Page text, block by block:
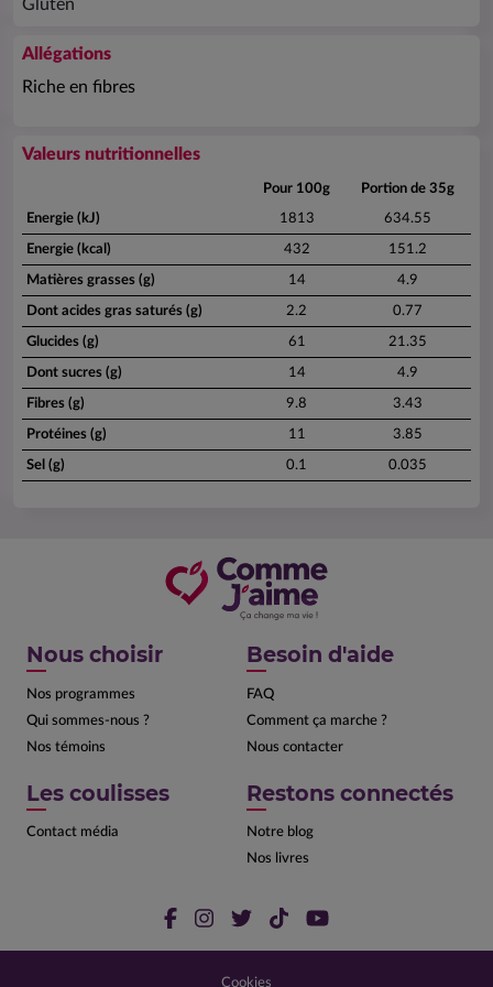
Gluten
Allégations
Riche en fibres
Valeurs nutritionnelles
Pour 100g Portion de 35g
Energie (kJ) 1813 634.55
Energie (kcal) 432 151.2
Matières grasses (g) 14 4.9
Dont acides gras saturés (g) 2.2 0.77
Glucides (g) 61 21.35
Dont sucres (g) 14 4.9
Fibres (g) 9.8 3.43
Protéines (g) 11 3.85
Sel (g) 0.1 0.035
Nous choisir
Nos programmes
Qui sommes-nous ?
Nos témoins
Besoin d'aide
FAQ
Comment ça marche ?
Nous contacter
Les coulisses
Contact média
Restons connectés
Notre blog
Nos livres
Cookies